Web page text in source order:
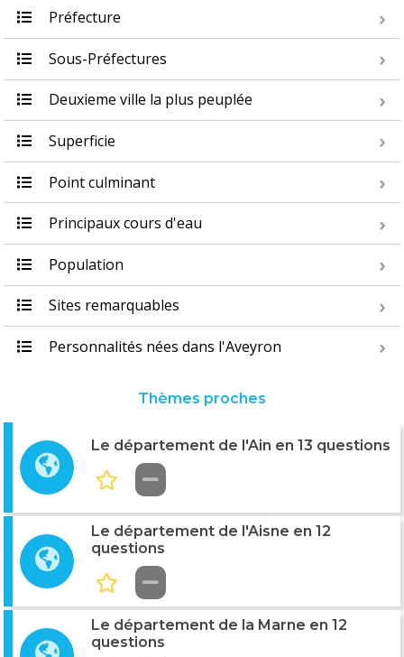
Préfecture
Sous-Préfectures
Deuxieme ville la plus peuplée
Superficie
Point culminant
Principaux cours d'eau
Population
Sites remarquables
Personnalités nées dans l'Aveyron
Thèmes proches
Le département de l'Ain en 13 questions
Le département de l'Aisne en 12
questions
Le département de la Marne en 12
questions